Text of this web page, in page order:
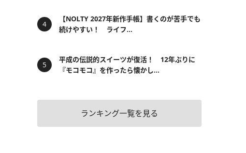
【NOLTY 2027年新作手帳】書くのが苦手でも
続けやすい！ ライフ...
平成の伝説的スイーツが復活！ 12年ぶりに
『モコモコ』を作ったら懐かし...
ランキング一覧を見る